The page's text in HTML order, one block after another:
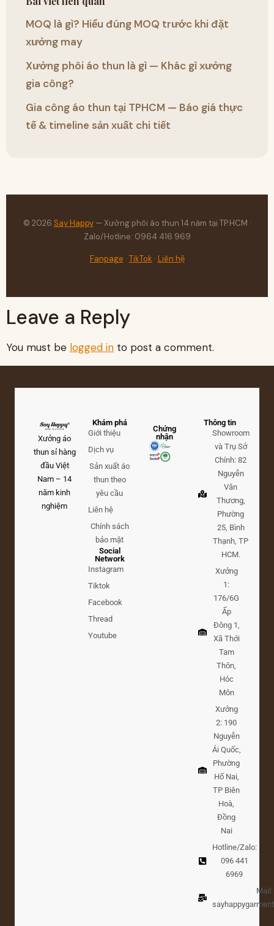
MOQ là gì? Hiểu đúng MOQ trước khi đặt
xưởng may
Xưởng phôi áo thun là gì — Khác gì xưởng
gia công?
Gia công áo thun tại TPHCM — Báo giá thực
tế & timeline sản xuất chi tiết
© 2026 Say Happy— Xưởng phôi áo thun 14 năm tại TP.HCM ·
Zalo/Hotline: 0964 416 969
Fanpage · TikTok · Liên hệ
Leave a Reply
You must be logged in to post a comment.
Xưởng áo
thun sỉ hàng
đầu Việt
Nam – 14
năm kinh
nghiệm
Khám phá
Giới thiệu
Dịch vụ
Sản xuất áo
thun theo
yêu cầu
Liên hệ
Chính sách
bảo mật
Social
Network
Instagram
Tiktok
Facebook
Thread
Youtube
Chứng
nhận
Thông tin
Showroom
và Trụ Sở
Chính: 82
Nguyễn
Văn
Thương,
Phường
25, Bình
Thạnh, TP
HCM.
Xưởng
1:
176/6G
Ấp
Đông 1,
Xã Thới
Tam
Thôn,
Hóc
Môn
Xưởng
2: 190
Nguyễn
Ái Quốc,
Phường
Hố Nai,
TP Biên
Hoà,
Đồng
Nai
Hotline/Zalo:
096 441
6969
Mail: